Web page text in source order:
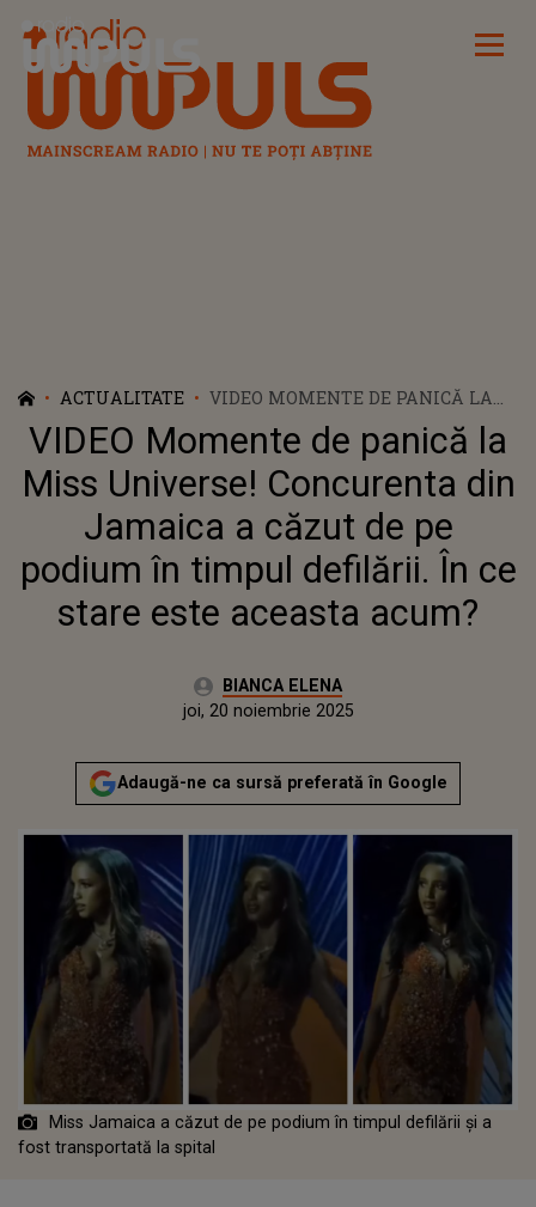
Radio Impuls
ACTUALITATE
VIDEO MOMENTE DE PANICĂ LA
MISS UNIVERSE! CONCURENTA
DIN JAMAICA A CĂZUT DE PE
PODIUM ÎN TIMPUL DEFILĂRII. ÎN
CE STARE ESTE ACEASTA ACUM?
VIDEO Momente de panică la
Miss Universe! Concurenta din
Jamaica a căzut de pe
podium în timpul defilării. În ce
stare este aceasta acum?
Autor:BIANCA ELENA
Publicat:
joi, 20 noiembrie 2025
Adaugă-ne ca sursă preferată în Google
Miss Jamaica a căzut de pe podium în timpul defilării și a
fost transportată la spital